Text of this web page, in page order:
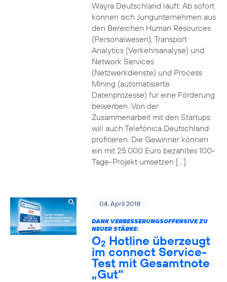
Wayra Deutschland läuft: Ab sofort
können sich Jungunternehmen aus
den Bereichen Human Resources
(Personalwesen), Transport
Analytics (Verkehrsanalyse) und
Network Services
(Netzwerkdienste) und Process
Mining (automatisierte
Datenprozesse) für eine Förderung
bewerben. Von der
Zusammenarbeit mit den Startups
will auch Telefónica Deutschland
profitieren. Die Gewinner können
ein mit 25.000 Euro bezahltes 100-
Tage-Projekt umsetzen […]
04. April 2018
DANK VERBESSERUNGSOFFENSIVE ZU
NEUER STÄRKE:
O2 Hotline überzeugt
im connect Service-
Test mit Gesamtnote
„Gut“